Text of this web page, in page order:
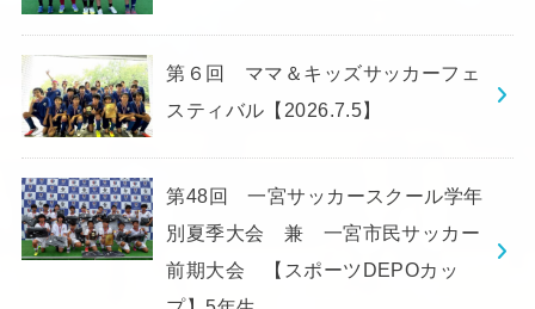
第６回 ママ＆キッズサッカーフェ
スティバル【2026.7.5】
第48回 一宮サッカースクール学年
別夏季大会 兼 一宮市民サッカー
前期大会 【スポーツDEPOカッ